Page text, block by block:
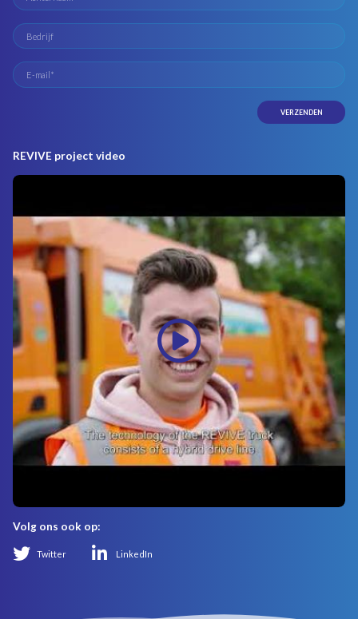
REVIVE project video
Volg ons ook op:
Twitter LinkedIn